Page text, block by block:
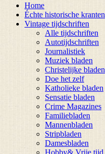
Home
Échte historische kranten
Vintage tijdschriften
Alle tijdschriften
Autotijdschriften
Journalistiek
Muziek bladen
Christelijke bladen
Doe het zelf
Katholieke bladen
Sensatie bladen
Crime Magazines
Familiebladen
Mannenbladen
Stripbladen
Damesbladen
Hobby& Vrije tijd